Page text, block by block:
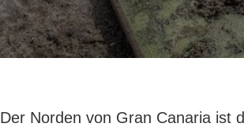
Der Norden von Gran Canaria ist